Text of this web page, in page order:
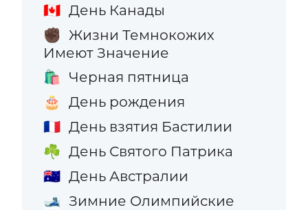
🇨🇦 День Канады
✊🏿 Жизни Темнокожих
Имеют Значение
🛍️ Черная пятница
🎂 День рождения
🇫🇷 День взятия Бастилии
☘️ День Святого Патрика
🇦🇺 День Австралии
🎿 Зимние Олимпийские